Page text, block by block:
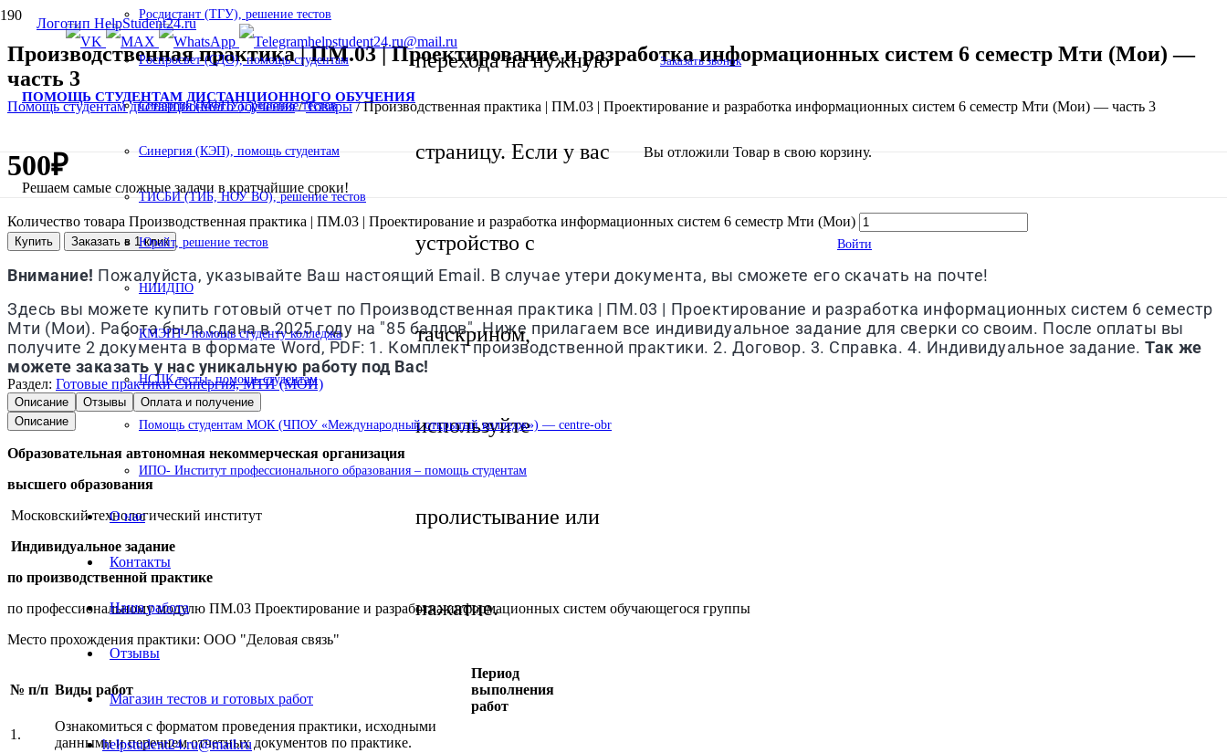
helpstudent24.ru@mail.ru
ПОМОЩЬ СТУДЕНТАМ ДИСТАНЦИОННОГО ОБУЧЕНИЯ
Решаем самые сложные задачи в кратчайшие сроки!
перехода на нужную
страницу. Если у вас
устройство с
тачскрином,
используйте
пролистывание или
нажатие.
Заказать звонок
Вы отложили Товар в свою корзину.
Войти
Росдистант (ТГУ), решение тестов
Роспросвет (СДО), помощь студентам
Синергия (МФПУ), решение тестов
Синергия (КЭП), помощь студентам
ТИСБИ (ТИБ, НОУ ВО), решение тестов
Юрайт, решение тестов
НИИДПО
КМЭПТ- помощь студенту колледжа
НСПК тесты- помощь студентам
Помощь студентам МОК (ЧПОУ «Международный открытый колледж») — centre-obr
ИПО- Институт профессионального образования – помощь студентам
О нас
Контакты
Наша работа
Отзывы
Магазин тестов и готовых работ
helpstudent24.ru@mail.ru
Производственная практика | ПМ.03 | Проектирование и разработка информационных систем 6 семестр Мти (Мои) —
часть 3
Помощь студентам дистанционного обучения/Товары/Производственная практика | ПМ.03 | Проектирование и разработка информационных систем 6 семестр Мти (Мои) — часть 3
500₽
Количество товара Производственная практика | ПМ.03 | Проектирование и разработка информационных систем 6 семестр Мти (Мои)
Купить Заказать в 1 клик
Внимание! Пожалуйста, указывайте Ваш настоящий Email. В случае утери документа, вы сможете его скачать на почте!
Здесь вы можете купить готовый отчет по Производственная практика | ПМ.03 | Проектирование и разработка информационных систем 6 семестр
Мти (Мои). Работа была сдана в 2025 году на "85 баллов". Ниже прилагаем все индивидуальное задание для сверки со своим. После оплаты вы
получите 2 документа в формате Word, PDF: 1. Комплект производственной практики. 2. Договор. 3. Справка. 4. Индивидуальное задание.Так же
можете заказать у нас уникальную работу под Вас!
Раздел: Готовые практики Синергия, МТИ (МОИ)
Описание Отзывы
Оплата и получение
Описание
Образовательная автономная некоммерческая организация
высшего образования
Московский технологический институт
Индивидуальное задание
по производственной практике
по профессиональному модулю ПМ.03 Проектирование и разработка информационных систем обучающегося группы
Место прохождения практики: ООО "Деловая связь"
№ п/п Виды работ
Период
выполнения
работ
1.
Ознакомиться с форматом проведения практики, исходными
данными и перечнем отчетных документов по практике.